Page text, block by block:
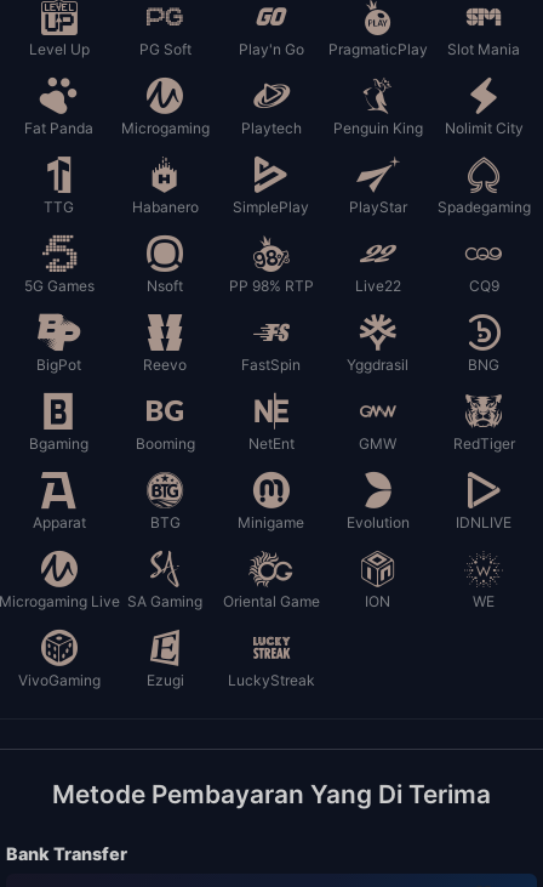
Level Up PG Soft Play'n Go PragmaticPlay Slot Mania
Fat Panda Microgaming Playtech Penguin King Nolimit City
TTG Habanero SimplePlay PlayStar Spadegaming
5G Games Nsoft PP 98% RTP Live22 CQ9
BigPot Reevo FastSpin Yggdrasil BNG
Bgaming Booming NetEnt GMW RedTiger
Apparat BTG Minigame Evolution IDNLIVE
Live SA Gaming Oriental Game ION WE
VivoGaming Ezugi LuckyStreak
Metode Pembayaran Yang Di Terima
Bank Transfer